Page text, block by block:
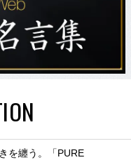
を纏う。「PURE